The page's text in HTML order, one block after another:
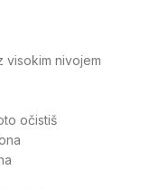
visokim nivojem
očistiš